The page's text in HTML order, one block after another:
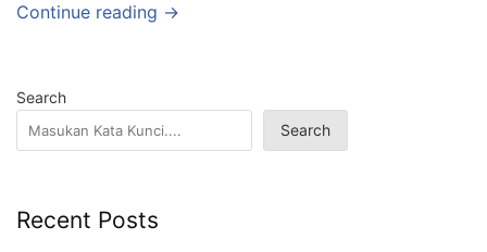
Continue reading →
Search
Search
Recent Posts